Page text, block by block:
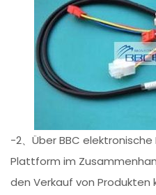
-2、Über BBC
Plattform im
den Verkauf von Produkten